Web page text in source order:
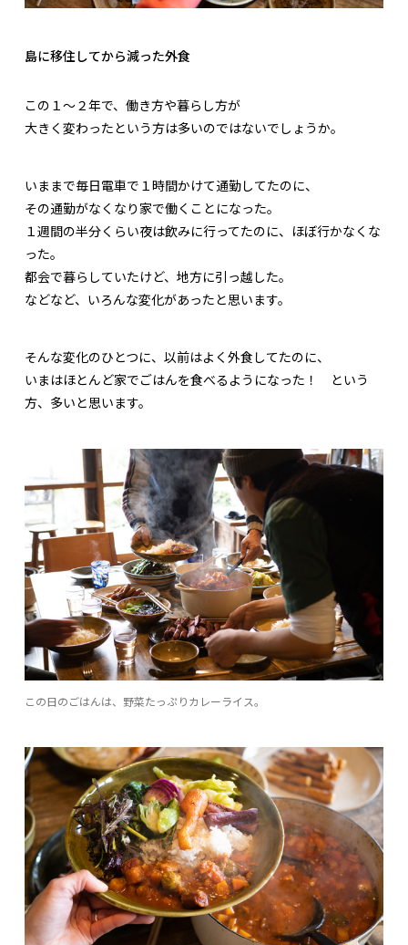
島に移住してから減った外食
この１～２年で、働き方や暮らし方が
大きく変わったという方は多いのではないでしょうか。
いままで毎日電車で１時間かけて通勤してたのに、
その通勤がなくなり家で働くことになった。
１週間の半分くらい夜は飲みに行ってたのに、ほぼ行かなくな
った。
都会で暮らしていたけど、地方に引っ越した。
などなど、いろんな変化があったと思います。
そんな変化のひとつに、以前はよく外食してたのに、
いまはほとんど家でごはんを食べるようになった！ という
方、多いと思います。
この日のごはんは、野菜たっぷりカレーライス。